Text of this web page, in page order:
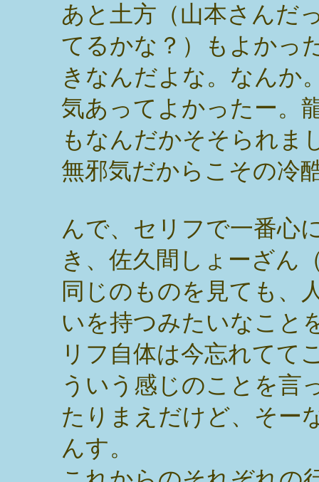
あと土方（山本さんだ
てるかな？）もよかっ
きなんだよな。なんか
気あってよかったー。
もなんだかそそられま
無邪気だからこその冷
んで、セリフで一番心
き、佐久間しょーざん
同じのものを見ても、
いを持つみたいなこと
リフ自体は今忘れてて
ういう感じのことを言
たりまえだけど、そー
んす。